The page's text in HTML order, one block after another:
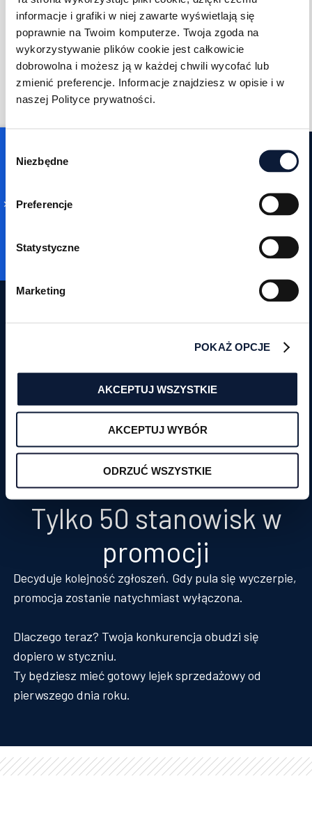
informacje i grafiki w niej zawarte wyświetlają się
poprawnie na Twoim komputerze. Twoja zgoda na
wykorzystywanie plików cookie jest całkowicie
dobrowolna i możesz ją w każdej chwili wycofać lub
zmienić preferencje. Informacje znajdziesz w opisie i w
naszej Polityce prywatności.
Selection
Niezbędne
Preferencje
Statystyczne
Marketing
POKAŻ OPCJE
AKCEPTUJ WSZYSTKIE
AKCEPTUJ WYBÓR
ODRZUĆ WSZYSTKIE
Niezależnie od wielkości zespołu, cena za
każde stanowisko jest niższa o połowę
(1500 zł/mc w pakiecie rocznym).
⚠️ SYSTEM ALERT:
Ostatnie wolne miejsca
Tylko 50 stanowisk w
promocji
Decyduje kolejność zgłoszeń. Gdy pula się wyczerpie,
promocja zostanie natychmiast wyłączona.
Dlaczego teraz? Twoja konkurencja obudzi się
dopiero w styczniu.
Ty będziesz mieć gotowy lejek sprzedażowy od
pierwszego dnia roku.